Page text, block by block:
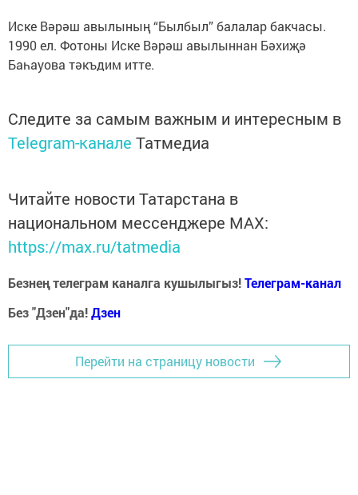
Иске Вәрәш авылының “Былбыл” балалар бакчасы.
1990 ел. Фотоны Иске Вәрәш авылыннан Бәхиҗә
Баһауова тәкъдим итте.
Следите за самым важным и интересным в
Telegram-канале Татмедиа
Читайте новости Татарстана в
национальном мессенджере MАХ:
https://max.ru/tatmedia
Безнең телеграм каналга кушылыгыз!Телеграм-канал
Без "Дзен"да!Дзен
Перейти на страницу новости